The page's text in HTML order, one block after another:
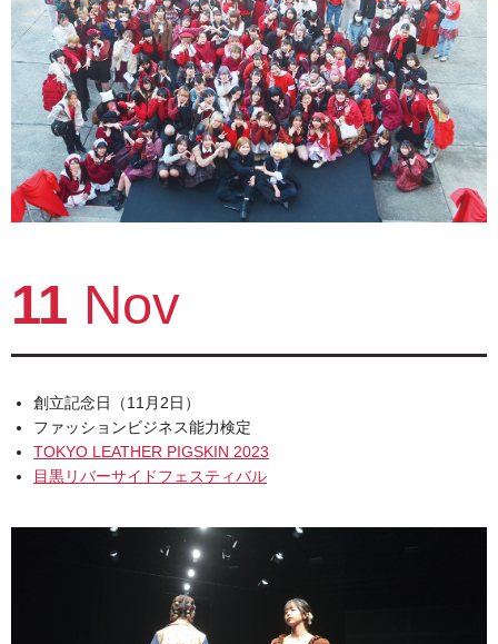
11 Nov
創立記念日（11月2日）
ファッションビジネス能力検定
TOKYO LEATHER PIGSKIN 2023
目黒リバーサイドフェスティバル